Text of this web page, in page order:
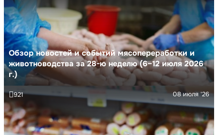
Обзор новостей и событий мясопереработки и
животноводства за 28-ю неделю (6–12 июля 2026
г.)
08 июля '26
921